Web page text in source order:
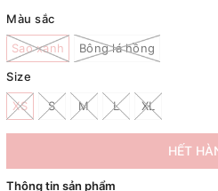
Màu sắc
Sao xanh
Bông lá hồng
Size
XS S M L XL
HẾT
Thông tin sản phẩm